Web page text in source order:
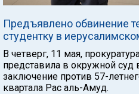
Предъявлено обвинение
студентку в
В четверг, 11 мая,
представила в окружной суд
заключение против 57-
квартала Рас аль-Амуд.